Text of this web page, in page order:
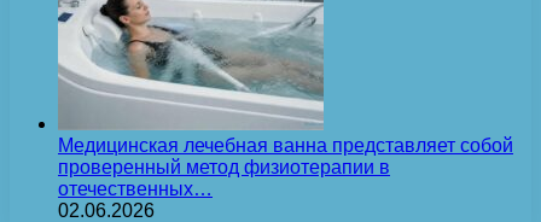
Медицинская лечебная ванна представляет собой
проверенный метод физиотерапии в
отечественных…
02.06.2026